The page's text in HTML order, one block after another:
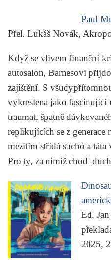
Paul
Přel. Lukáš Novák,
Když se vlivem finanční
autosalon, Barnesovi
zajištění. S
vykreslena jako
traumat, špatně
replikujících se z generace
mezitím střídá sucho a táta
Pro ty, za nimiž chodí
Ed.
2025,